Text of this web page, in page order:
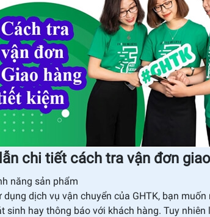
chi tiết cách tra vận đơn
năng sản phẩm
dụng dịch vụ vận chuyển của GHTK, bạn
sinh hay thông báo với khách hàng. Tuy nhiên